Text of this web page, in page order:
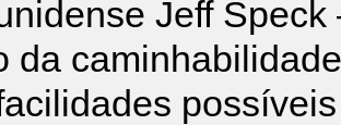
Jeff
da